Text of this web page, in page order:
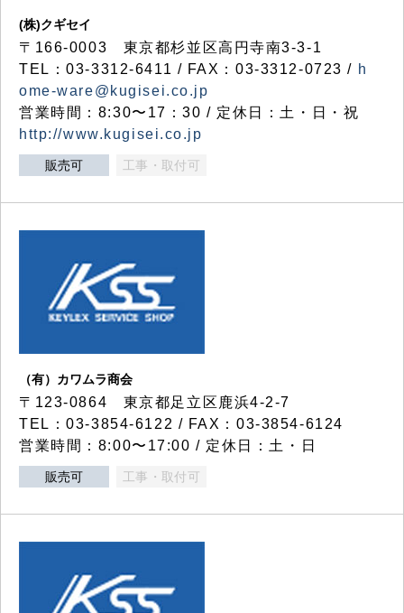
(株)クギセイ
〒166-0003 東京都杉並区高円寺南3-3-1
TEL：03-3312-6411 / FAX：03-3312-0723 / h
ome-ware@kugisei.co.jp
営業時間：8:30〜17：30 / 定休日：土・日・祝
http://www.kugisei.co.jp
販売可 工事・取付可
（有）カワムラ商会
〒123-0864 東京都足立区鹿浜4-2-7
TEL：03-3854-6122 / FAX：03-3854-6124
営業時間：8:00〜17:00 / 定休日：土・日
販売可 工事・取付可